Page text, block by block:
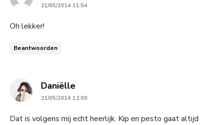
21/05/2014 11:54
Oh lekker!
Beantwoorden
Daniëllesays:
21/05/2014 12:00
Dat is volgens mij echt heerlijk. Kip en pesto gaat altijd